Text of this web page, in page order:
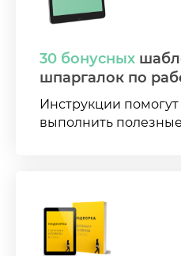
30 бонусных
шпаргалок по
Инструкции
выполнить